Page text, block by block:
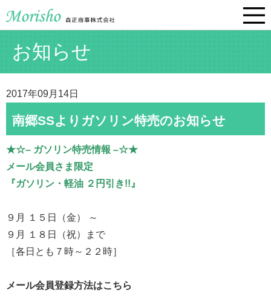
お知らせ
2017年09月14日
南郷SSよりガソリン特売のお知らせ
★☆– ガソリン特売情報 –☆★
メール会員さま限定
『ガソリン・軽油 ２円引き!!』
９月 １５日（金） ～
９月 １８日（祝）まで
［各日とも７時～２２時］
メール会員登録方法はこちら